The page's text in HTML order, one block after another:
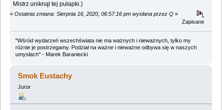
Mistrz uniknął tej pułapki.)
« Ostatnia zmiana: Sierpnia 16, 2020, 06:57:16 pm wysłana przez Q »
Zapisane
"Wśród wydarzeń wszechświata nie ma ważnych i nieważnych, tylko my
różnie je postrzegamy. Podział na ważne i nieważne odbywa się w naszych
umysłach" - Marek Baraniecki
Smok Eustachy
Juror